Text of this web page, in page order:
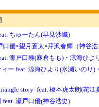
ちゅーたん(早見沙織)
口優×望月蒼太×芹沢春輝（神谷浩
瀬戸口雛(麻倉もも)・涼海ひよ
ー feat. 涼海ひより(水瀬いのり
story- feat. 榎本虎太朗(花江
feat. 瀬戸口優(神谷浩史)